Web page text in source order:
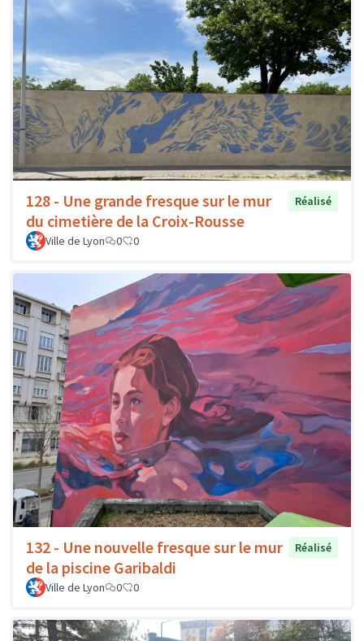
128 - Une grande fresque sur le mur
du cimetière de la Croix-Rousse
Réalisé
Ville de Lyon 0 0
132 - Une nouvelle fresque sur le mur
de la piscine Garibaldi
Réalisé
Ville de Lyon 0 0